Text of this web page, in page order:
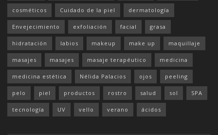
cosméticos Cuidado de la piel dermatología
Envejecimiento exfoliación facial grasa
hidratación labios makeup make up maquillaje
masajes masajes masaje terapéutico medicina
medicina estética Nélida Palacios ojos peeling
pelo piel productos rostro salud sol SPA
tecnología UV vello verano ácidos